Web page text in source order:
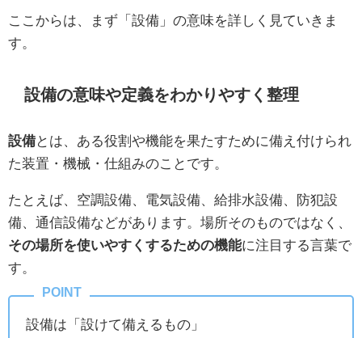
ここからは、まず「設備」の意味を詳しく見ていきま
す。
設備の意味や定義をわかりやすく整理
設備とは、ある役割や機能を果たすために備え付けられ
た装置・機械・仕組みのことです。
たとえば、空調設備、電気設備、給排水設備、防犯設
備、通信設備などがあります。場所そのものではなく、
その場所を使いやすくするための機能に注目する言葉で
す。
設備は「設けて備えるもの」